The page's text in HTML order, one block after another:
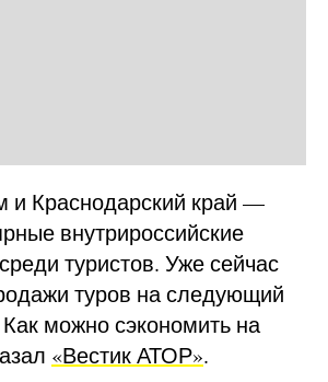
и Краснодарский край —
внутрироссийские
туристов. Уже сейчас
туров на следующий
можно сэкономить на
«Вестик АТОР».